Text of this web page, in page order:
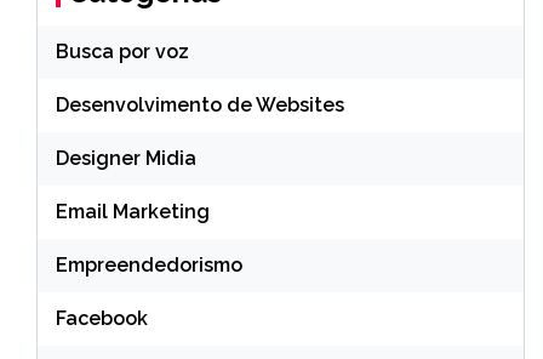
Busca por voz
Desenvolvimento de Websites
Designer Midia
Email Marketing
Empreendedorismo
Facebook